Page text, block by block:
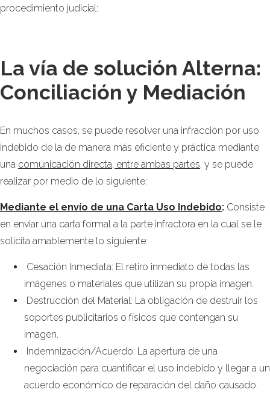
procedimiento judicial:
La vía de solución Alterna:
Conciliación y Mediación
En muchos casos, se puede resolver una infracción por uso
indebido de la de manera más eficiente y práctica mediante
una comunicación directa, entre ambas partes, y se puede
realizar por medio de lo siguiente:
Mediante el envío de una Carta Uso Indebido: Consiste
en enviar una carta formal a la parte infractora en la cual se le
solicita amablemente lo siguiente:
Cesación Inmediata: El retiro inmediato de todas las
imágenes o materiales que utilizan su propia imagen.
Destrucción del Material: La obligación de destruir los
soportes publicitarios o físicos que contengan su
imagen.
Indemnización/Acuerdo: La apertura de una
negociación para cuantificar el uso indebido y llegar a un
acuerdo económico de reparación del daño causado.